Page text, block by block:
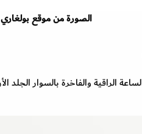
الصورة من موقع بولغاري